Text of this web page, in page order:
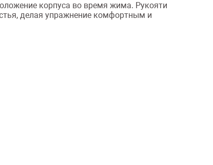
корпуса во время жима. Рукояти
делая упражнение комфортным и